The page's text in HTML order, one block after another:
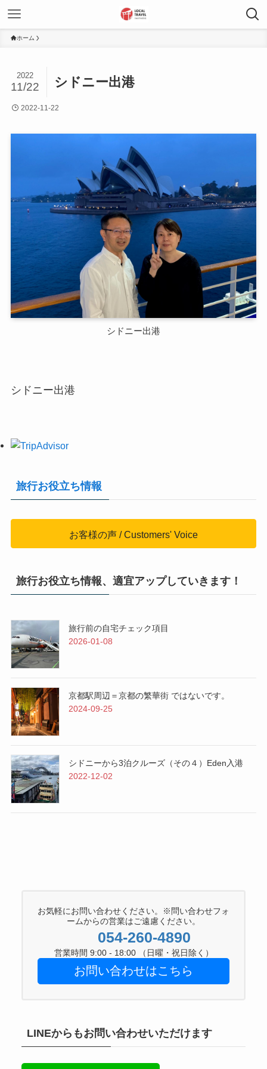
ホーム
シドニー出港
2022
11/22
2022-11-22
シドニー出港
シドニー出港
旅行お役立ち情報
お客様の声 / Customers' Voice
旅行お役立ち情報、適宜アップしていきます！
旅行前の自宅チェック項目
2026-01-08
京都駅周辺＝京都の繁華街 ではないです。
2024-09-25
シドニーから3泊クルーズ（その４）Eden入港
2022-12-02
お気軽にお問い合わせください。※問い合わせフォ
ームからの営業はご遠慮ください。
054-260-4890
営業時間 9:00 - 18:00 （日曜・祝日除く）
お問い合わせはこちら
LINEからもお問い合わせいただけます